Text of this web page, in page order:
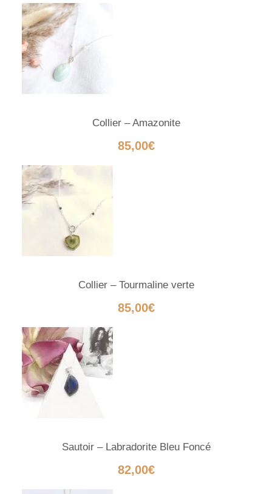
Collier – Amazonite
85,00€
Collier – Tourmaline verte
85,00€
Sautoir – Labradorite Bleu Foncé
82,00€